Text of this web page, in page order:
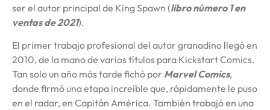
ser el autor principal de King Spawn (libro número 1 en
ventas de 2021).
El primer trabajo profesional del autor granadino llegó en
2010, de la mano de varios títulos para Kickstart Comics.
Tan solo un año más tarde fichó por Marvel Comics,
donde firmó una etapa increíble que, rápidamente le puso
en el radar, en Capitán América. También trabajó en una